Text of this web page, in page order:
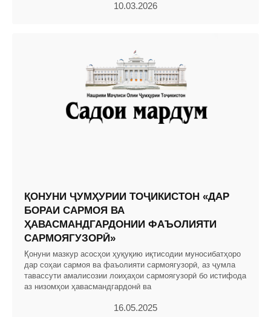
10.03.2026
ҚОНУНИ ҶУМҲУРИИ ТОҶИКИСТОН «ДАР
БОРАИ САРМОЯ ВА
ҲАВАСМАНДГАРДОНИИ ФАЪОЛИЯТИ
САРМОЯГУЗОРӢ»
Қонуни мазкур асосҳои ҳуқуқию иқтисодии муносибатҳоро
дар соҳаи сармоя ва фаъолияти сармоягузорӣ, аз ҷумла
тавассути амалисозии лоиҳаҳои сармоягузорӣ бо истифода
аз низомҳои ҳавасмандгардонӣ ва
16.05.2025